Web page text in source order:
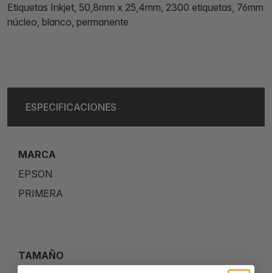
Etiquetas Inkjet, 50,8mm x 25,4mm, 2300 etiquetas, 76mm
núcleo, blanco, permanente
ESPECIFICACIONES
MARCA
EPSON
PRIMERA
TAMAÑO